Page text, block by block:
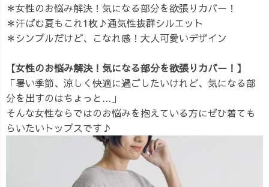
＊女性のお悩み解決！気になる部分を欲張りカバー！
＊汗ばむ夏もこれ1枚♪通気性抜群シルエット
＊シンプルだけど、こなれ感！大人可愛いデザイン
【女性のお悩み解決！気になる部分を欲張りカバー！】
「暑い季節、涼しく快適に過ごしたいけれど、気になる部
分を出すのはちょっと...」
そんな女性ならではのお悩みを抱えている方にぜひ着ても
らいたいトップスです♪